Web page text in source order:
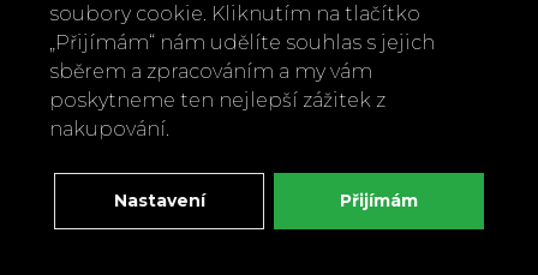
Zavolejte nám
+420 737 886 915
Napište nám
info@bylobylibo.cz
Setkejme se:
dílna, obchod
soubory cookie. Kliknutím na tlačítko
„Přijímám“ nám udělíte souhlas s jejich
sběrem a zpracováním a my vám
poskytneme ten nejlepší zážitek z
nakupování.
Nastavení Přijímám